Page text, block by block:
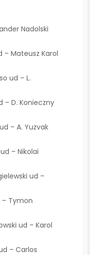
Nadolski
– Mateusz Karol
ud – L.
– D. Konieczny
– A. Yuzvak
ud – Nikolai
ud –
– Tymon
ud – Karol
– Carlos